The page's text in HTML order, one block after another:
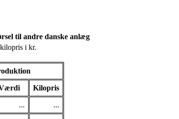
til andre danske anlæg
i kr.
Kilopris
... ...